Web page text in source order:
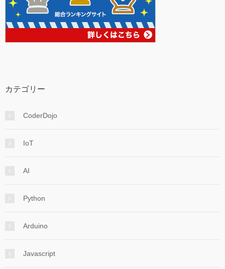
カテゴリー
CoderDojo
IoT
AI
Python
Arduino
Javascript